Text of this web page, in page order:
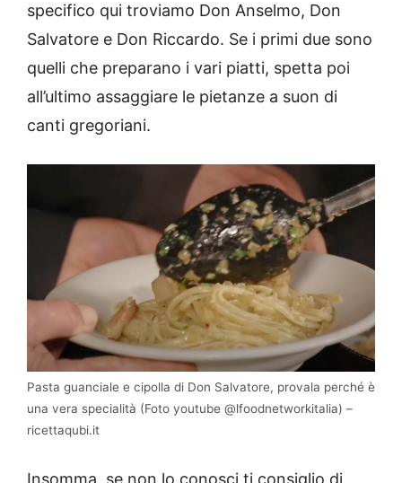
specifico qui troviamo Don Anselmo, Don
Salvatore e Don Riccardo. Se i primi due sono
quelli che preparano i vari piatti, spetta poi
all’ultimo assaggiare le pietanze a suon di
canti gregoriani.
Pasta guanciale e cipolla di Don Salvatore, provala perché è
una vera specialità (Foto youtube @lfoodnetworkitalia) –
ricettaqubi.it